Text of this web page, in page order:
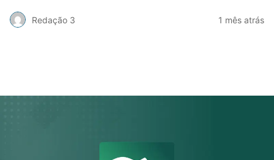
Redação 3 1 mês atrás